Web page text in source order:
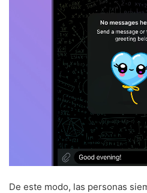
De este modo, las personas